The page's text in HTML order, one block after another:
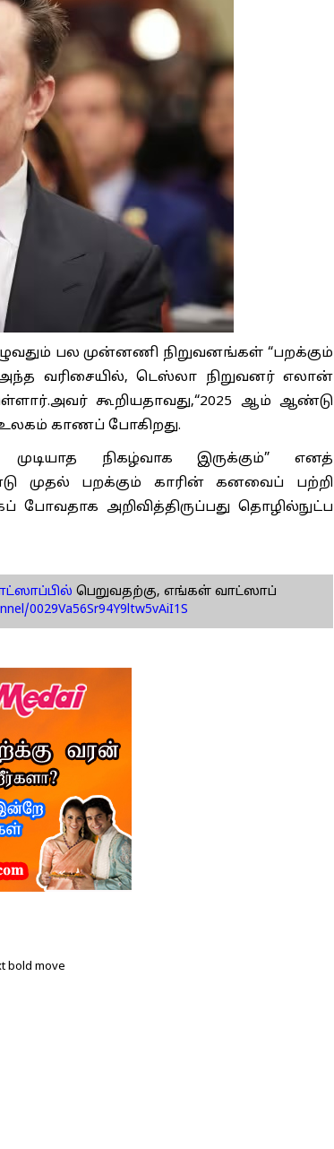
பல முன்னணி நிறுவனங்கள் “பறக்கும்
அந்த வரிசையில், டெஸ்லா நிறுவனர் எலான்
கூறியதாவது,“2025 ஆம் ஆண்டு
காணப் போகிறது.
நிகழ்வாக இருக்கும்” எனத்
முதல் பறக்கும் காரின் கனவைப் பற்றி
அறிவித்திருப்பது தொழில்நுட்ப
பெறுவதற்கு, எங்கள் வாட்ஸாப்
0029Va56Sr94Y9ltw5vAiI1S
bold move